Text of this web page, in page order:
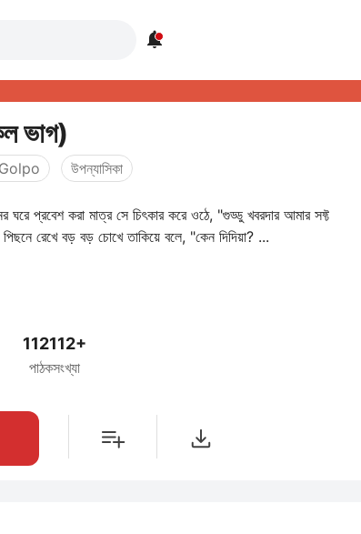

(সকল ভাগ)
উপন্যাসিকা
ঘরে প্রবেশ করা মাত্র সে চিৎকার করে ওঠে, "গুড্ডু খবরদার আমার সফ্ট
রেখে বড় বড় চোখে তাকিয়ে বলে, "কেন দিদিয়া? ...
112112+
পাঠকসংখ্যা